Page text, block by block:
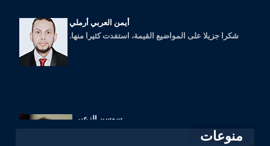
شكرا جزيلا على المواضيع القيمة، استفدت كثيرا منها.
منوعات